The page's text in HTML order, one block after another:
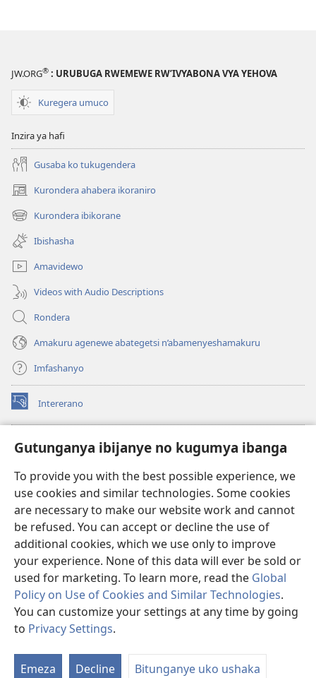
Gutunganya ibijanye no kugumya ibanga
To provide you with the best possible experience, we
use cookies and similar technologies. Some cookies
are necessary to make our website work and cannot
be refused. You can accept or decline the use of
additional cookies, which we use only to improve
your experience. None of this data will ever be sold or
used for marketing. To learn more, read the Global
Policy on Use of Cookies and Similar Technologies.
You can customize your settings at any time by going
to Privacy Settings.
Emeza Decline Bitunganye uko ushaka
JW.ORG® : URUBUGA RWEMEWE RW’IVYABONA VYA YEHOVA
Kuregera umuco
Inzira ya hafi
Gusaba ko tukugendera
Kurondera ahabera ikoraniro
(opens
new
window)
Kurondera ibikorane
(opens
new
window)
Ibishasha
Amavidewo
Videos with Audio Descriptions
Rondera
Amakuru agenewe abategetsi n’abamenyeshamakuru
Imfashanyo
Intererano
(opens
new
Icegeranyo c'ibitabu co kuri internet ca Watchtower
(opens
window)JW Hub
(opens
new
window)JW Library
Watchtower Library ®
Copyright© 2026 Watch Tower Bible and Tract Society of Pennsylvania.
AMATEGEKO AGENGA IKORESHWA
|